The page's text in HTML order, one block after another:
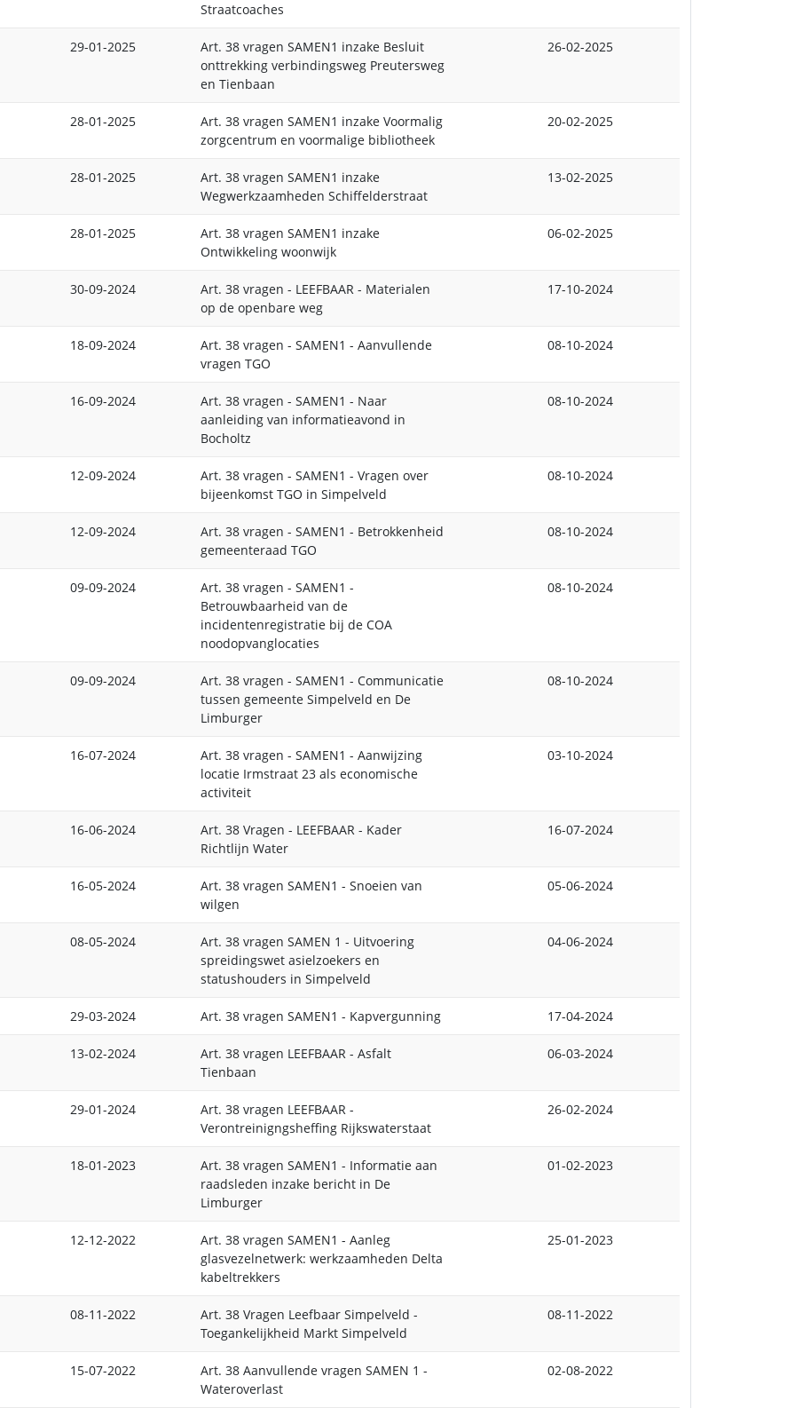
Straatcoaches
29-01-2025
Art. 38 vragen SAMEN1 inzake Besluit
onttrekking verbindingsweg Preutersweg
en Tienbaan
26-02-2025
28-01-2025
Art. 38 vragen SAMEN1 inzake Voormalig
zorgcentrum en voormalige bibliotheek
20-02-2025
28-01-2025
Art. 38 vragen SAMEN1 inzake
Wegwerkzaamheden Schiffelderstraat
13-02-2025
28-01-2025
Art. 38 vragen SAMEN1 inzake
Ontwikkeling woonwijk
06-02-2025
30-09-2024
Art. 38 vragen - LEEFBAAR - Materialen
op de openbare weg
17-10-2024
18-09-2024
Art. 38 vragen - SAMEN1 - Aanvullende
vragen TGO
08-10-2024
16-09-2024
Art. 38 vragen - SAMEN1 - Naar
aanleiding van informatieavond in
Bocholtz
08-10-2024
12-09-2024
Art. 38 vragen - SAMEN1 - Vragen over
bijeenkomst TGO in Simpelveld
08-10-2024
12-09-2024
Art. 38 vragen - SAMEN1 - Betrokkenheid
gemeenteraad TGO
08-10-2024
09-09-2024
Art. 38 vragen - SAMEN1 -
Betrouwbaarheid van de
incidentenregistratie bij de COA
noodopvanglocaties
08-10-2024
09-09-2024
Art. 38 vragen - SAMEN1 - Communicatie
tussen gemeente Simpelveld en De
Limburger
08-10-2024
16-07-2024
Art. 38 vragen - SAMEN1 - Aanwijzing
locatie Irmstraat 23 als economische
activiteit
03-10-2024
16-06-2024
Art. 38 Vragen - LEEFBAAR - Kader
Richtlijn Water
16-07-2024
16-05-2024
Art. 38 vragen SAMEN1 - Snoeien van
wilgen
05-06-2024
08-05-2024
Art. 38 vragen SAMEN 1 - Uitvoering
spreidingswet asielzoekers en
statushouders in Simpelveld
04-06-2024
29-03-2024 Art. 38 vragen SAMEN1 - Kapvergunning 17-04-2024
13-02-2024
Art. 38 vragen LEEFBAAR - Asfalt
Tienbaan
06-03-2024
29-01-2024
Art. 38 vragen LEEFBAAR -
Verontreinigngsheffing Rijkswaterstaat
26-02-2024
18-01-2023
Art. 38 vragen SAMEN1 - Informatie aan
raadsleden inzake bericht in De
Limburger
01-02-2023
12-12-2022
Art. 38 vragen SAMEN1 - Aanleg
glasvezelnetwerk: werkzaamheden Delta
kabeltrekkers
25-01-2023
08-11-2022
Art. 38 Vragen Leefbaar Simpelveld -
Toegankelijkheid Markt Simpelveld
08-11-2022
15-07-2022
Art. 38 Aanvullende vragen SAMEN 1 -
Wateroverlast
02-08-2022